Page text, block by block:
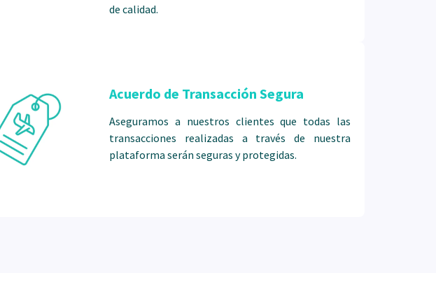
de calidad.
Acuerdo de Transacción Segura
Aseguramos a nuestros clientes que todas las
transacciones realizadas a través de nuestra
plataforma serán seguras y protegidas.